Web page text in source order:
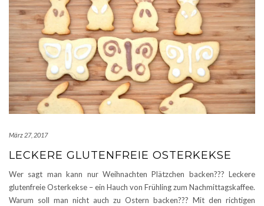
März 27, 2017
LECKERE GLUTENFREIE OSTERKEKSE
Wer sagt man kann nur Weihnachten Plätzchen backen??? Leckere
glutenfreie Osterkekse – ein Hauch von Frühling zum Nachmittagskaffee.
Warum soll man nicht auch zu Ostern backen??? Mit den richtigen